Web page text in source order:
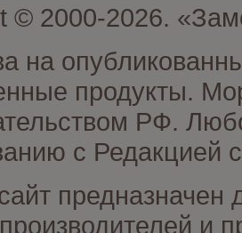
© 2000-2026.
на
продукты.
РФ.
с Редакцией
предназначен
и